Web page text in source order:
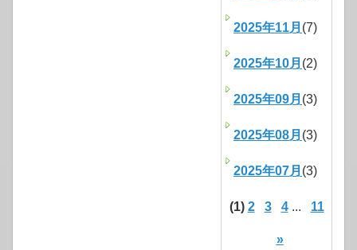
2025年11月 (7)
2025年10月 (2)
2025年09月 (3)
2025年08月 (3)
2025年07月 (3)
(1) 2 3 4... 11
»